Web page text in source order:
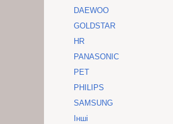
DAEWOO
GOLDSTAR
HR
PANASONIC
PET
PHILIPS
SAMSUNG
Інші